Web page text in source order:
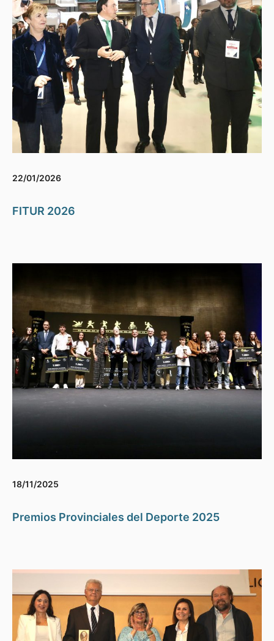
22/01/2026
FITUR 2026
18/11/2025
Premios Provinciales del Deporte 2025